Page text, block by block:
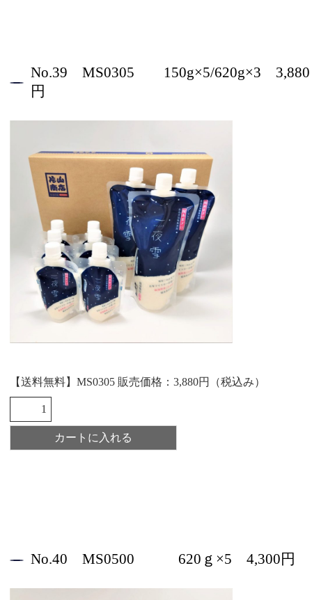
No.39 MS0305 150g×5/620g×3 3,880
円
【送料無料】MS0305 販売価格：3,880円（税込み）
No.40 MS0500 620ｇ×5 4,300円